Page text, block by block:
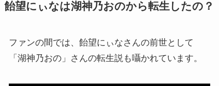
飴望にぃなは湖神乃おのから転生したの？
ファンの間では、飴望にぃなさんの前世として
「湖神乃おの」さんの転生説も囁かれています。